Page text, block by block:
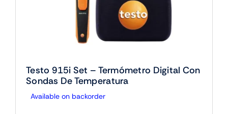
Testo 915i Set – Termómetro Digital Con
Sondas De Temperatura
Available on backorder